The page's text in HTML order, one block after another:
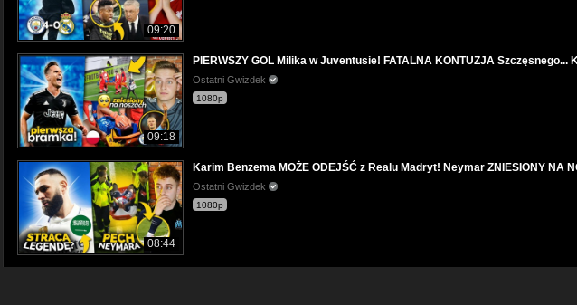
09:20
09:18
PIERWSZY GOL Milika w Juventusie! FATALNA KONTUZJA Szczęsnego...
Ostatni Gwizdek
1080p
08:44
Karim Benzema MOŻE ODEJŚĆ z Realu Madryt! Neymar ZNIESIONY NA
Ostatni Gwizdek
1080p